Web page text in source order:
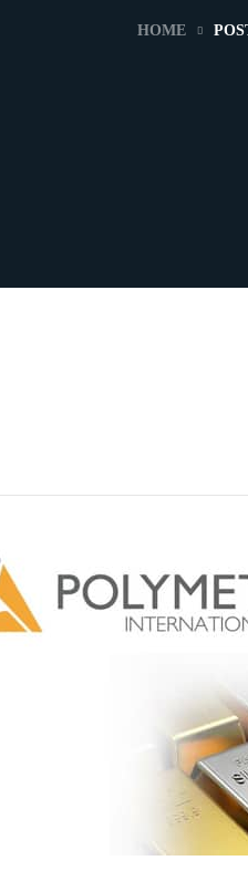
HOME